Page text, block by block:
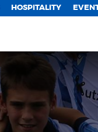
HOSPITALITY